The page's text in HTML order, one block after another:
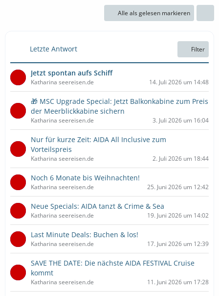
Alle als gelesen markieren
Letzte Antwort Filter
Jetzt spontan aufs Schiff
Katharina seereisen.de 14. Juli 2026 um 14:48
🎁 MSC Upgrade Special: Jetzt Balkonkabine zum Preis
der Meerblickkabine sichern
Katharina seereisen.de 3. Juli 2026 um 16:04
Nur für kurze Zeit: AIDA All Inclusive zum
Vorteilspreis
Katharina seereisen.de 2. Juli 2026 um 18:44
Noch 6 Monate bis Weihnachten!
Katharina seereisen.de 25. Juni 2026 um 12:42
Neue Specials: AIDA tanzt & Crime & Sea
Katharina seereisen.de 19. Juni 2026 um 14:02
Last Minute Deals: Buchen & los!
Katharina seereisen.de 17. Juni 2026 um 12:39
SAVE THE DATE: Die nächste AIDA FESTIVAL Cruise
kommt
Katharina seereisen.de 11. Juni 2026 um 17:28